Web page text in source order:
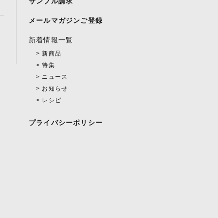
メールマガジンご登録
新着情報一覧
新商品
特集
ニュース
お知らせ
レシピ
プライバシーポリシー